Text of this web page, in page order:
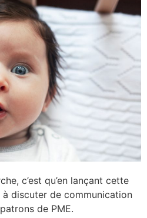
c’est qu’en lançant cette
à discuter de communication
de PME.